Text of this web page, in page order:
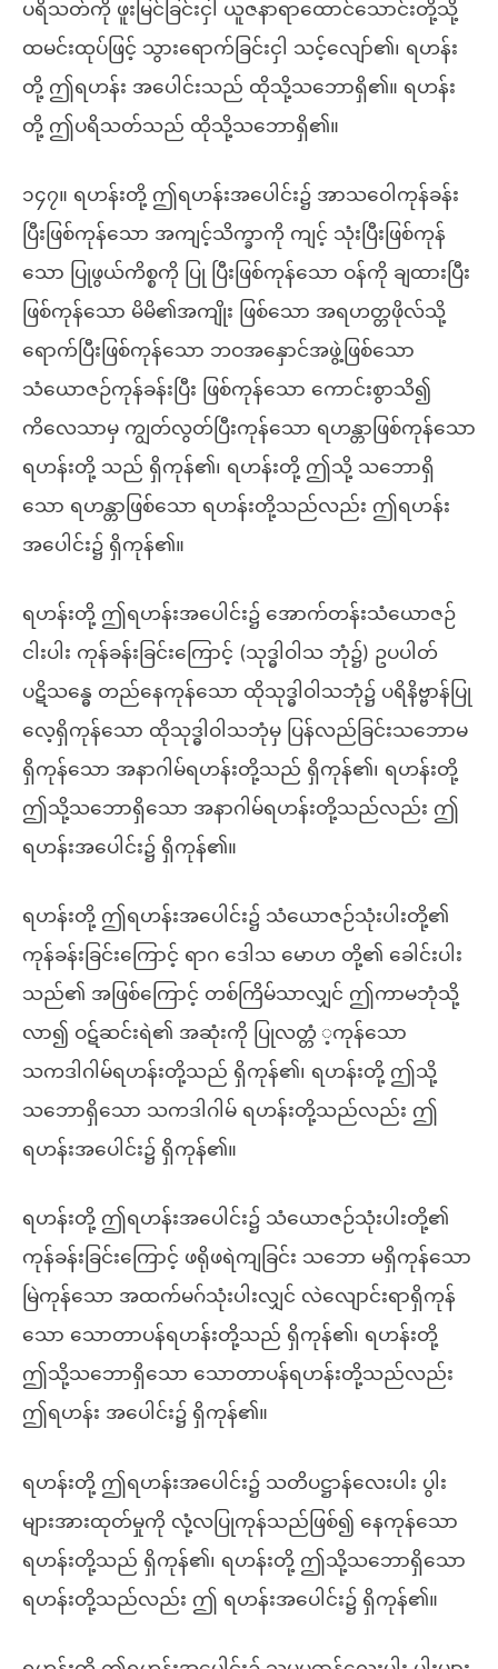
ပရိသတ်ကို ဖူးမြင်ခြင်းငှါ ယူဇနာရာထောင်သောင်းတို့သို့
ထမင်းထုပ်ဖြင့် သွားရောက်ခြင်းငှါ သင့်လျော်၏၊ ရဟန်း
တို့ ဤရဟန်း အပေါင်းသည် ထိုသို့သဘောရှိ၏။ ရဟန်း
တို့ ဤပရိသတ်သည် ထိုသို့သဘောရှိ၏။
၁၄၇။ ရဟန်းတို့ ဤရဟန်းအပေါင်း၌ အာသဝေါကုန်ခန်း
ပြီးဖြစ်ကုန်သော အကျင့်သိက္ခာကို ကျင့် သုံးပြီးဖြစ်ကုန်
သော ပြုဖွယ်ကိစ္စကို ပြု ပြီးဖြစ်ကုန်သော ဝန်ကို ချထားပြီး
ဖြစ်ကုန်သော မိမိ၏အကျိုး ဖြစ်သော အရဟတ္တဖိုလ်သို့
ရောက်ပြီးဖြစ်ကုန်သော ဘဝအနှောင်အဖွဲ့ဖြစ်သော
သံယောဇဉ်ကုန်ခန်းပြီး ဖြစ်ကုန်သော ကောင်းစွာသိ၍
ကိလေသာမှ ကျွတ်လွတ်ပြီးကုန်သော ရဟန္တာဖြစ်ကုန်သော
ရဟန်းတို့ သည် ရှိကုန်၏၊ ရဟန်းတို့ ဤသို့ သဘောရှိ
သော ရဟန္တာဖြစ်သော ရဟန်းတို့သည်လည်း ဤရဟန်း
အပေါင်း၌ ရှိကုန်၏။
ရဟန်းတို့ ဤရဟန်းအပေါင်း၌ အောက်တန်းသံယောဇဉ်
ငါးပါး ကုန်ခန်းခြင်းကြောင့် (သုဒ္ဓါဝါသ ဘုံ၌) ဥပပါတ်
ပဋိသန္ဓေ တည်နေကုန်သော ထိုသုဒ္ဓါဝါသဘုံ၌ ပရိနိဗ္ဗာန်ပြု
လေ့ရှိကုန်သော ထိုသုဒ္ဓါဝါသဘုံမှ ပြန်လည်ခြင်းသဘောမ
ရှိကုန်သော အနာဂါမ်ရဟန်းတို့သည် ရှိကုန်၏၊ ရဟန်းတို့
ဤသို့သဘောရှိသော အနာဂါမ်ရဟန်းတို့သည်လည်း ဤ
ရဟန်းအပေါင်း၌ ရှိကုန်၏။
ရဟန်းတို့ ဤရဟန်းအပေါင်း၌ သံယောဇဉ်သုံးပါးတို့၏
ကုန်ခန်းခြင်းကြောင့် ရာဂ ဒေါသ မောဟ တို့၏ ခေါင်းပါး
သည်၏ အဖြစ်ကြောင့် တစ်ကြိမ်သာလျှင် ဤကာမဘုံသို့
လာ၍ ဝဋ်ဆင်းရဲ၏ အဆုံးကို ပြုလတ္တံ ့ကုန်သော
သကဒါဂါမ်ရဟန်းတို့သည် ရှိကုန်၏၊ ရဟန်းတို့ ဤသို့
သဘောရှိသော သကဒါဂါမ် ရဟန်းတို့သည်လည်း ဤ
ရဟန်းအပေါင်း၌ ရှိကုန်၏။
ရဟန်းတို့ ဤရဟန်းအပေါင်း၌ သံယောဇဉ်သုံးပါးတို့၏
ကုန်ခန်းခြင်းကြောင့် ဖရိုဖရဲကျခြင်း သဘော မရှိကုန်သော
မြဲကုန်သော အထက်မဂ်သုံးပါးလျှင် လဲလျောင်းရာရှိကုန်
သော သောတာပန်ရဟန်းတို့သည် ရှိကုန်၏၊ ရဟန်းတို့
ဤသို့သဘောရှိသော သောတာပန်ရဟန်းတို့သည်လည်း
ဤရဟန်း အပေါင်း၌ ရှိကုန်၏။
ရဟန်းတို့ ဤရဟန်းအပေါင်း၌ သတိပဋ္ဌာန်လေးပါး ပွါး
များအားထုတ်မှုကို လုံ့လပြုကုန်သည်ဖြစ်၍ နေကုန်သော
ရဟန်းတို့သည် ရှိကုန်၏၊ ရဟန်းတို့ ဤသို့သဘောရှိသော
ရဟန်းတို့သည်လည်း ဤ ရဟန်းအပေါင်း၌ ရှိကုန်၏။